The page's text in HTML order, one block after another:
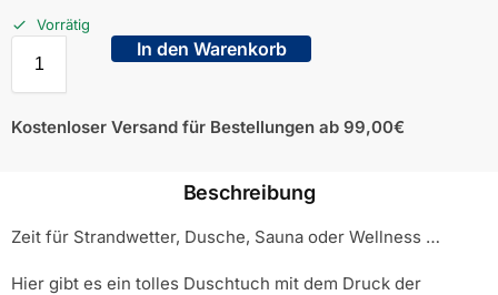
Vorrätig
In den Warenkorb
Kostenloser Versand für Bestellungen ab 99,00€
Beschreibung
Zeit für Strandwetter, Dusche, Sauna oder Wellness …
Hier gibt es ein tolles Duschtuch mit dem Druck der